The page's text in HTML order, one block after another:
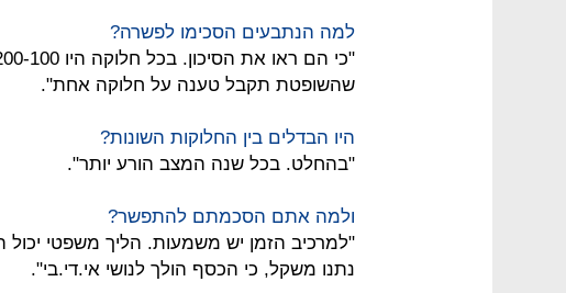
למה הנתבעים הסכימו לפשרה?
שהשופטת תקבל טענה על חלוקה אחת".
היו הבדלים בין החלוקות השונות?
"בהחלט. בכל שנה המצב הורע יותר".
ולמה אתם הסכמתם להתפשר?
נתנו משקל, כי הכסף הולך לנושי אי.די.בי".